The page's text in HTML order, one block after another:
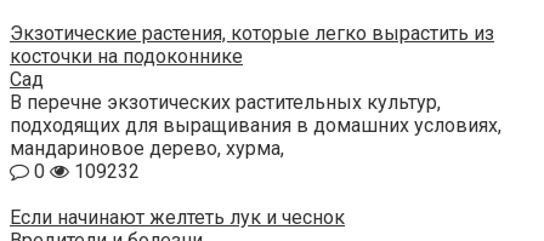
Экзотические растения, которые легко вырастить из
косточки на подоконнике
Сад
В перечне экзотических растительных культур,
подходящих для выращивания в домашних условиях,
мандариновое дерево, хурма,
0
109232
Если начинают желтеть лук и чеснок